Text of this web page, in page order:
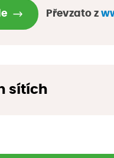
Převzato z
sítích